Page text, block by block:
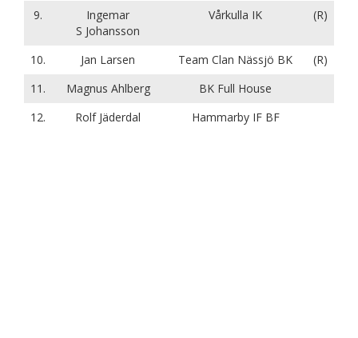
9.
Ingemar
S Johansson
Vårkulla IK (R)
10. Jan Larsen Team Clan Nässjö BK
(R)
11.
Magnus Ahlberg
BK Full House
12.
Rolf Jäderdal Hammarby IF BF